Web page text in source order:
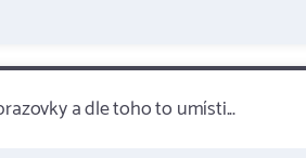
a dle toho to umísti...